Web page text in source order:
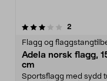
2
Flagg og
Adela norsk flagg,
cm
Sportsflagg med sydd
4.5 av 5 stjerner